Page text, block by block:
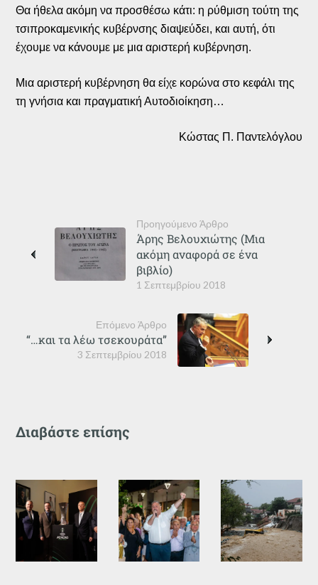
Θα ήθελα ακόμη να προσθέσω κάτι: η ρύθμιση τούτη της
τσιπροκαμενικής κυβέρνσης διαψεύδει, και αυτή, ότι
έχουμε να κάνουμε με μια αριστερή κυβέρνηση.
Μια αριστερή κυβέρνηση θα είχε κορώνα στο κεφάλι της
τη γνήσια και πραγματική Αυτοδιοίκηση…
Κώστας Π. Παντελόγλου
Προηγούμενο Άρθρο
1 Σεπτεμβρίου 2018
Άρης Βελουχιώτης (Μια
ακόμη αναφορά σε ένα
βιβλίο)
Επόμενο Άρθρο
3 Σεπτεμβρίου 2018
“…και τα λέω τσεκουράτα”
Διαβάστε επίσης